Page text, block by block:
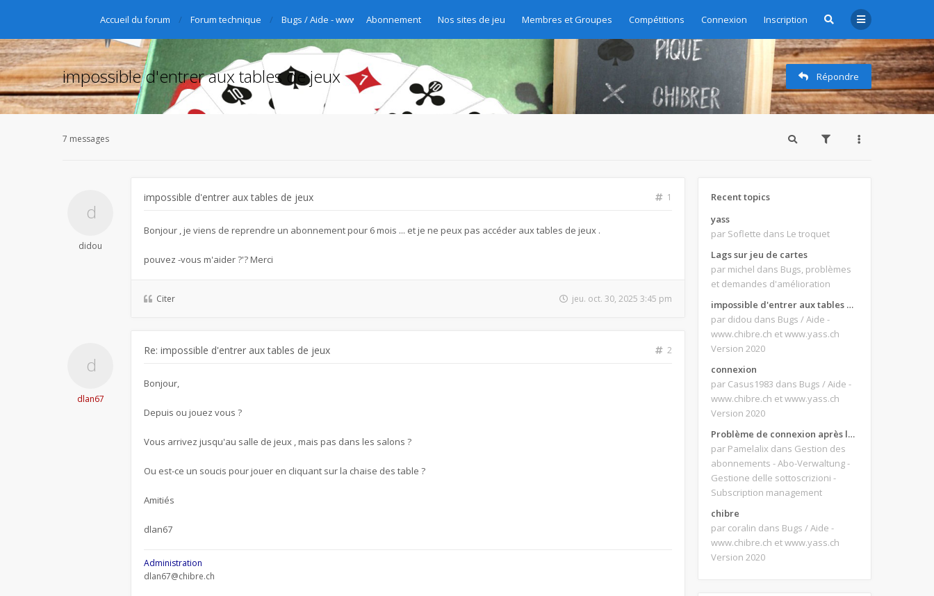
Abonnement Nos sites de jeu Membres et Groupes Compétitions Connexion Inscription
Accueil du forum Forum technique Bugs / Aide - www.chibre.ch et www.yass.ch Version 2020
impossible d'entrer aux tables de jeux Répondre
7 messages
didou
impossible d'entrer aux tables de jeux 1
Bonjour , je viens de reprendre un abonnement pour 6 mois ... et je ne peux pas accéder aux tables de jeux .
pouvez -vous m'aider ?'? Merci
Citer jeu. oct. 30, 2025 3:45 pm
dlan67
Re: impossible d'entrer aux tables de jeux 2
Bonjour,
Depuis ou jouez vous ?
Vous arrivez jusqu'au salle de jeux , mais pas dans les salons ?
Ou est-ce un soucis pour jouer en cliquant sur la chaise des table ?
Amitiés
dlan67
Administration
dlan67@chibre.ch
Recent topics
yass
par Soflette dans Le troquet
Lags sur jeu de cartes
par michel dans Bugs, problèmes
et demandes d'amélioration
impossible d'entrer aux tables de jeux
par didou dans Bugs / Aide -
www.chibre.ch et www.yass.ch
Version 2020
connexion
par Casus1983 dans Bugs / Aide -
www.chibre.ch et www.yass.ch
Version 2020
Problème de connexion après le changement d'adresse e-mail.
par Pamelalix dans Gestion des
abonnements - Abo-Verwaltung -
Gestione delle sottoscrizioni -
Subscription management
chibre
par coralin dans Bugs / Aide -
www.chibre.ch et www.yass.ch
Version 2020